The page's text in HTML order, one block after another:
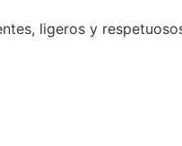
ligeros y